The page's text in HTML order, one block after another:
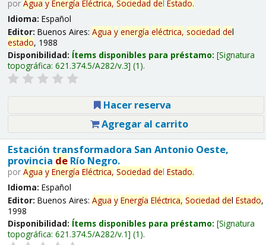
por Agua y Energía Eléctrica, Sociedad del Estado.
Idioma: Español
Editor: Buenos Aires: Agua y energía eléctrica, sociedad del
estado, 1988
Disponibilidad: Ítems disponibles para préstamo: Signatura
topográfica: 621.374.5/A282/v.3 (1).
Hacer reserva
Agregar al carrito
Estación transformadora San Antonio Oeste,
provincia deRío Negro.
por Agua y Energía Eléctrica, Sociedad del Estado.
Idioma: Español
Editor: Buenos Aires: Agua y Energía Eléctrica, Sociedad del Estado,
1998
Disponibilidad: Ítems disponibles para préstamo: Signatura
topográfica: 621.374.5/A282/v.1 (1).